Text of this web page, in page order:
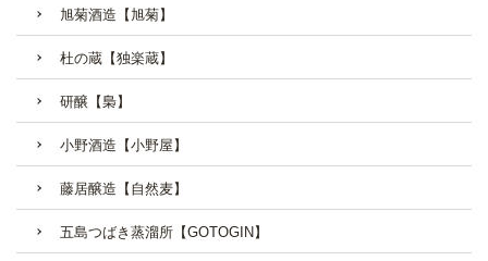
旭菊酒造【旭菊】
杜の蔵【独楽蔵】
研醸【梟】
小野酒造【小野屋】
藤居醸造【自然麦】
五島つばき蒸溜所【GOTOGIN】